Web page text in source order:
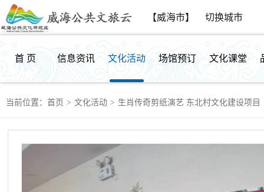
【威海市】 切换城市
首 页 信息资讯 文化活动 场馆预订 文化课堂
群众反馈
当前位置： 首页 > 文化活动 > 生肖传奇剪纸演艺 东北村文化建设项目